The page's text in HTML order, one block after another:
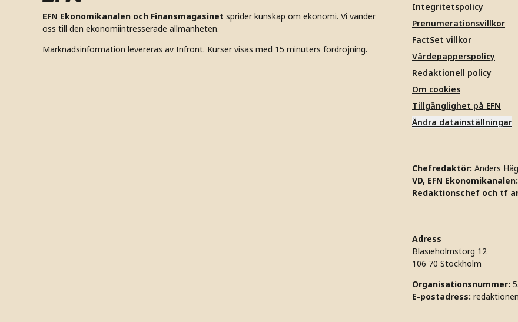
EFN Ekonomikanalen och Finansmagasinet sprider kunskap om ekonomi. Vi vänder
oss till den ekonomiintresserade allmänheten.
Marknadsinformation levereras av Infront. Kurser visas med 15 minuters fördröjning.
Integritetspolicy
Prenumerationsvillkor
FactSet villkor
Värdepapperspolicy
Redaktionell policy
Om cookies
Tillgänglighet på EFN
Ändra datainställningar
Chefredaktör: Anders
VD, EFN Ekonomikanalen:
Redaktionschef och tf
Adress
Blasieholmstorg 12
106 70 Stockholm
Organisationsnummer:
E-postadress: